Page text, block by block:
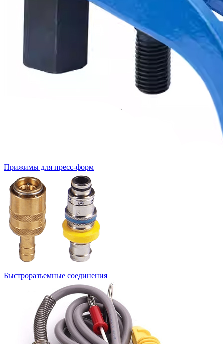
Прижимы для пресс-форм
Быстроразъемные соединения